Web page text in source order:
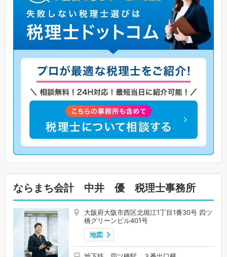
ならまち会計 中井 優 税理士事務所
大阪府大阪市西区北堀江1丁目1番30号 四ツ
橋グリーンビル401号
地図